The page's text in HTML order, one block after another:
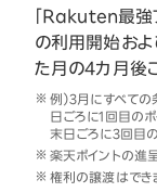
「Rakuten最強
の利用開始お
た月の4カ月後
例）3月にすべて
日ごろに1回目の
末日ごろに3回目
楽天ポイントの進
権利の譲渡はでき